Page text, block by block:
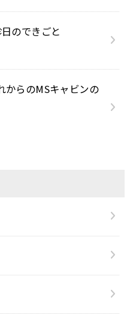
のできごと
からのMSキャビンの